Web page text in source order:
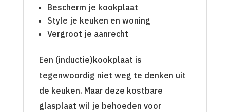
Bescherm je kookplaat
Style je keuken en woning
Vergroot je aanrecht
Een (inductie)kookplaat is
tegenwoordig niet weg te denken uit
de keuken. Maar deze kostbare
glasplaat wil je behoeden voor